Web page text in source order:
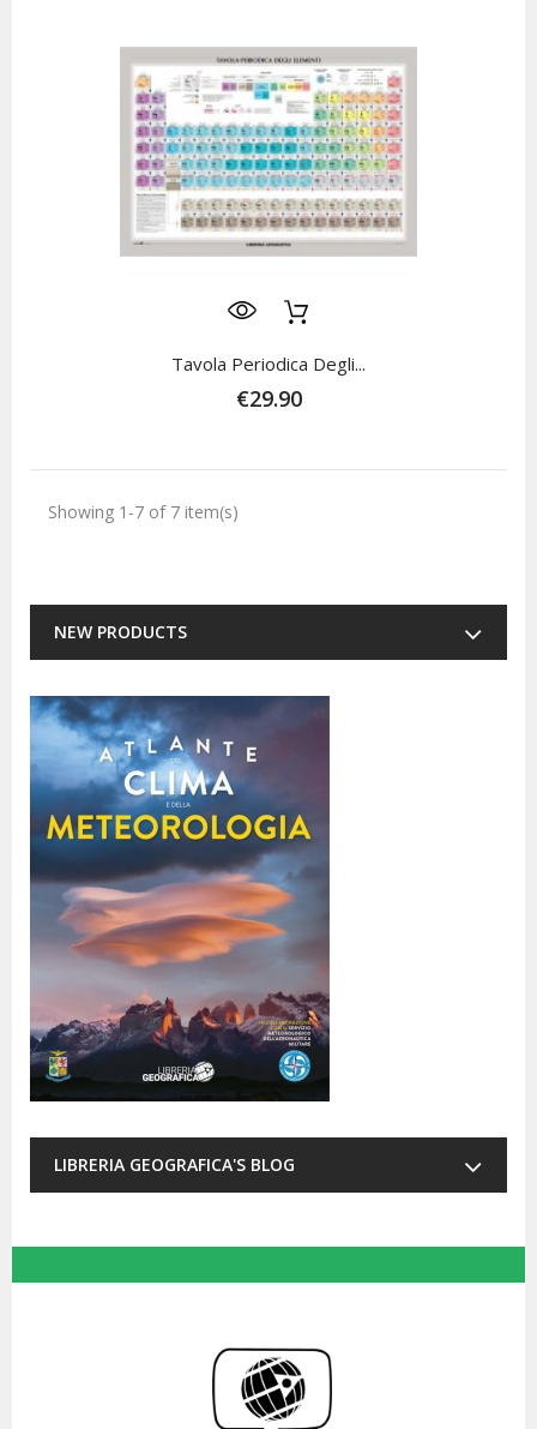
Tavola Periodica Degli...
€29.90
Showing 1-7 of 7 item(s)
NEW PRODUCTS
LIBRERIA GEOGRAFICA'S BLOG